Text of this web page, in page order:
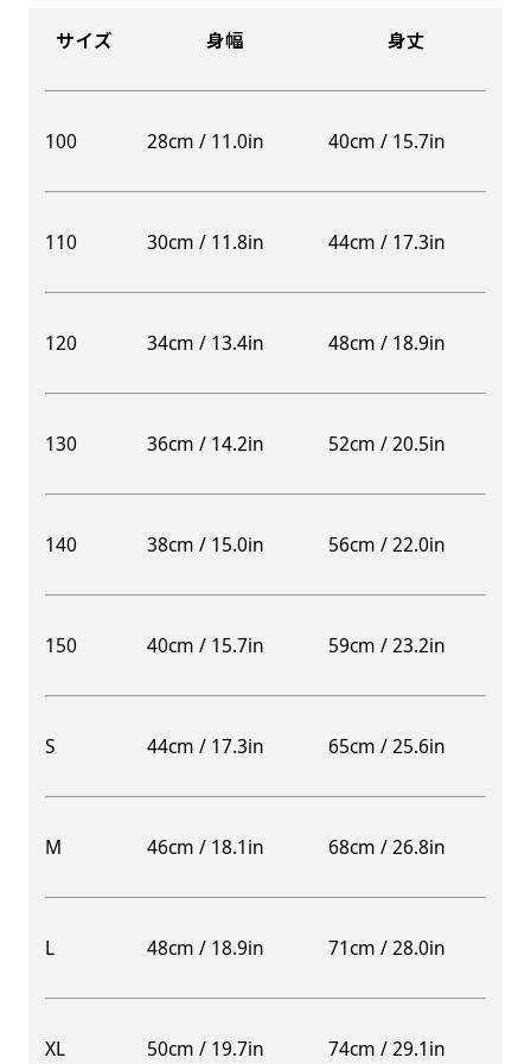
サイズ 身幅 身丈
100 28cm / 11.0in 40cm / 15.7in
110 30cm / 11.8in 44cm / 17.3in
120 34cm / 13.4in 48cm / 18.9in
130 36cm / 14.2in 52cm / 20.5in
140 38cm / 15.0in 56cm / 22.0in
150 40cm / 15.7in 59cm / 23.2in
S 44cm / 17.3in 65cm / 25.6in
M 46cm / 18.1in 68cm / 26.8in
L 48cm / 18.9in 71cm / 28.0in
XL 50cm / 19.7in 74cm / 29.1in